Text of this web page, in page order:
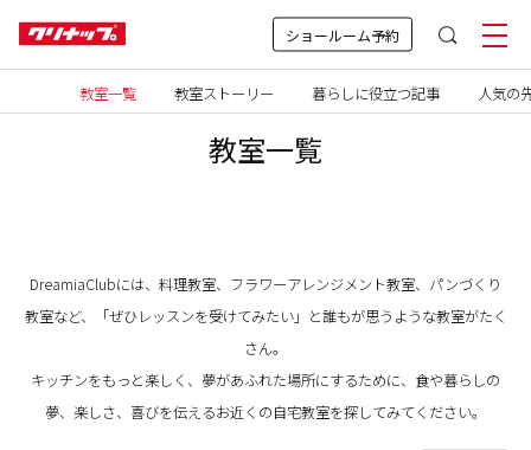
ショールーム予約
教室一覧
DreamiaClubには、料理教室、フラワーアレンジメント教室、パンづくり
教室など、「ぜひレッスンを受けてみたい」と誰もが思うような教室がたく
さん。
キッチンをもっと楽しく、夢があふれた場所にするために、食や暮らしの
夢、楽しさ、喜びを伝えるお近くの自宅教室を探してみてください。
教室一覧 教室ストーリー 暮らしに役立つ記事 人気の